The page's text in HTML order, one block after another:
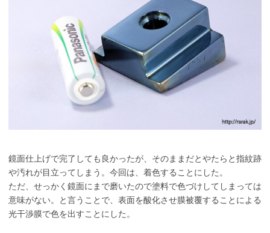
鏡面仕上げで完了しても良かったが、そのままだとやたらと指紋跡
や汚れが目立ってしまう。今回は、着色することにした。
ただ、せっかく鏡面にまで磨いたので塗料で色づけしてしまっては
意味がない。と言うことで、表面を酸化させ膜被覆することによる
光干渉膜で色を出すことにした。